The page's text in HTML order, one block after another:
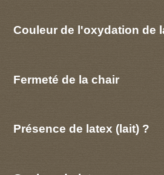
Couleur de l'oxydation de
Fermeté de la chair
Présence de latex (lait) ?